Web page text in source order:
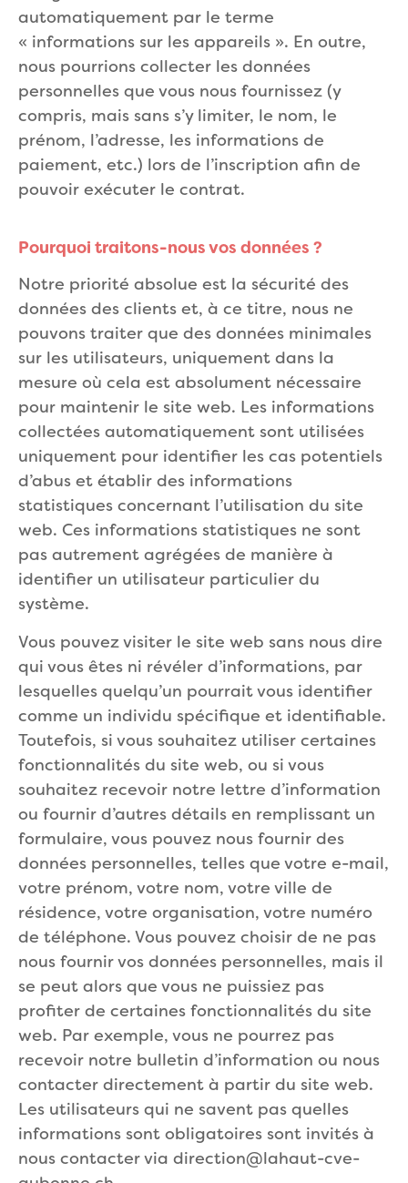
automatiquement par le terme
« informations sur les appareils ». En outre,
nous pourrions collecter les données
personnelles que vous nous fournissez (y
compris, mais sans s’y limiter, le nom, le
prénom, l’adresse, les informations de
paiement, etc.) lors de l’inscription afin de
pouvoir exécuter le contrat.
Pourquoi traitons-nous vos données ?
Notre priorité absolue est la sécurité des
données des clients et, à ce titre, nous ne
pouvons traiter que des données minimales
sur les utilisateurs, uniquement dans la
mesure où cela est absolument nécessaire
pour maintenir le site web. Les informations
collectées automatiquement sont utilisées
uniquement pour identifier les cas potentiels
d’abus et établir des informations
statistiques concernant l’utilisation du site
web. Ces informations statistiques ne sont
pas autrement agrégées de manière à
identifier un utilisateur particulier du
système.
Vous pouvez visiter le site web sans nous dire
qui vous êtes ni révéler d’informations, par
lesquelles quelqu’un pourrait vous identifier
comme un individu spécifique et identifiable.
Toutefois, si vous souhaitez utiliser certaines
fonctionnalités du site web, ou si vous
souhaitez recevoir notre lettre d’information
ou fournir d’autres détails en remplissant un
formulaire, vous pouvez nous fournir des
données personnelles, telles que votre e-mail,
votre prénom, votre nom, votre ville de
résidence, votre organisation, votre numéro
de téléphone. Vous pouvez choisir de ne pas
nous fournir vos données personnelles, mais il
se peut alors que vous ne puissiez pas
profiter de certaines fonctionnalités du site
web. Par exemple, vous ne pourrez pas
recevoir notre bulletin d’information ou nous
contacter directement à partir du site web.
Les utilisateurs qui ne savent pas quelles
informations sont obligatoires sont invités à
nous contacter via direction@lahaut-cve-